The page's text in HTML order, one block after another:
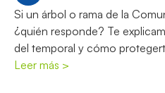
Si un árbol o rama de la
¿quién responde? Te
del temporal y cómo
Leer más >